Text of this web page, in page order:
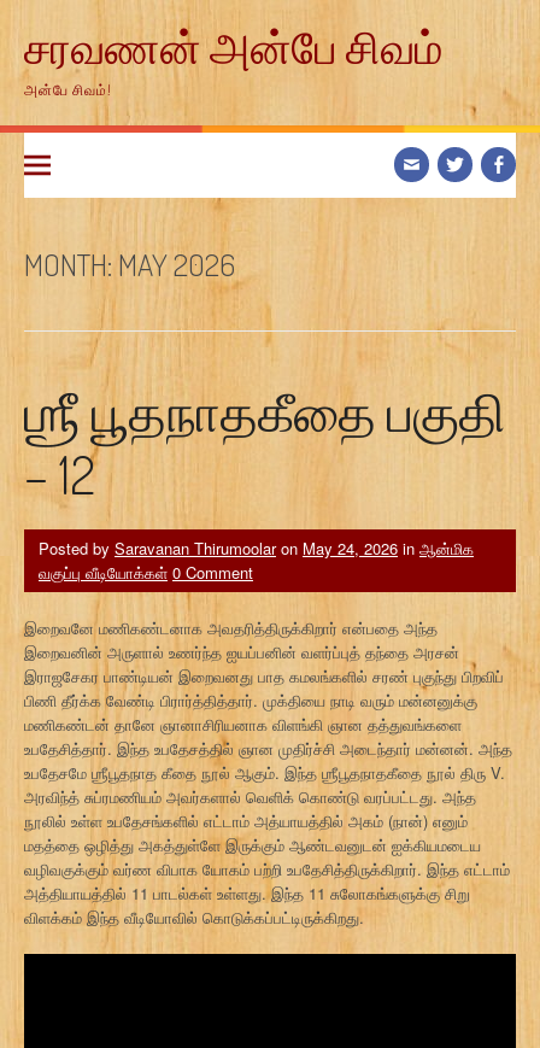
contentசரவணன் அன்பே சிவம்
அன்பே சிவம்!
MONTH: MAY 2026
ஶ்ரீ பூதநாதகீதை பகுதி
– 12
Posted by Saravanan Thirumoolaron May 24, 2026 in ஆன்மிக
வகுப்பு வீடியோக்கள் 0 Comment
இறைவனே மணிகண்டனாக அவதரித்திருக்கிறார் என்பதை அந்த
இறைவனின் அருளால் உணர்ந்த ஐயப்பனின் வளர்ப்புத் தந்தை அரசன்
இராஜசேகர பாண்டியன் இறைவனது பாத கமலங்களில் சரண் புகுந்து பிறவிப்
பிணி தீர்க்க வேண்டி பிரார்த்தித்தார். முக்தியை நாடி வரும் மன்னனுக்கு
மணிகண்டன் தானே ஞானாசிரியனாக விளங்கி ஞான தத்துவங்களை
உபதேசித்தார். இந்த உபதேசத்தில் ஞான முதிர்ச்சி அடைந்தார் மன்னன். அந்த
உபதேசமே ஶ்ரீபூதநாத கீதை நூல் ஆகும். இந்த ஶ்ரீபூதநாதகீதை நூல் திரு V.
அரவிந்த் சுப்ரமணியம் அவர்களால் வெளிக் கொண்டு வரப்பட்டது. அந்த
நூலில் உள்ள உபதேசங்களில் எட்டாம் அத்யாயத்தில் அகம் (நான்) எனும்
மதத்தை ஒழித்து அகத்துள்ளே இருக்கும் ஆண்டவனுடன் ஐக்கியமடைய
வழிவகுக்கும் வர்ண விபாக யோகம் பற்றி உபதேசித்திருக்கிறார். இந்த எட்டாம்
அத்தியாயத்தில் 11 பாடல்கள் உள்ளது. இந்த 11 சுலோகங்களுக்கு சிறு
விளக்கம் இந்த வீடியோவில் கொடுக்கப்பட்டிருக்கிறது.